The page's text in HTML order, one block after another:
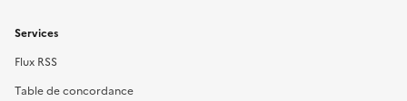
Services
Flux RSS
Table de concordance